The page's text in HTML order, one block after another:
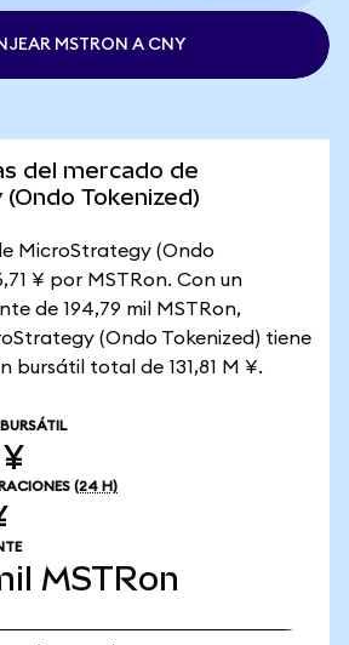
MSTRON A CNY
del mercado de
Tokenized)
MicroStrategy (Ondo
¥ por MSTRon. Con un
de 194,79 mil MSTRon,
(Ondo Tokenized) tiene
bursátil total de 131,81 M ¥.
¥
(24 H)
MSTRon